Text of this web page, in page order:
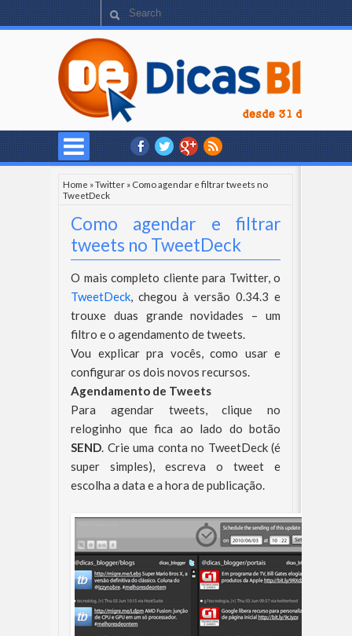
Home »Twitter » Como agendar e filtrar tweets no
TweetDeck
Como agendar e filtrar
tweets no TweetDeck
O mais completo cliente para Twitter, o
TweetDeck, chegou à versão 0.34.3 e
trouxe duas grande novidades – um
filtro e o agendamento de tweets.
Vou explicar pra vocês, como usar e
configurar os dois novos recursos.
Agendamento de Tweets
Para agendar tweets, clique no
reloginho que fica ao lado do botão
SEND. Crie uma conta no TweetDeck (é
super simples), escreva o tweet e
escolha a data e a hora de publicação.